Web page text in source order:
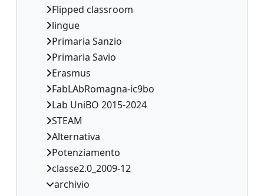
Flipped classroom
lingue
Primaria Sanzio
Primaria Savio
Erasmus
FabLAbRomagna-ic9bo
Lab UniBO 2015-2024
STEAM
Alternativa
Potenziamento
classe2.0_2009-12
archivio